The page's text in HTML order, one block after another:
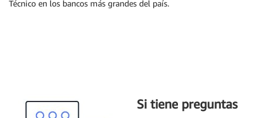
Técnico en los bancos más grandes del país.
Si tiene preguntas